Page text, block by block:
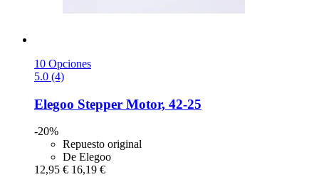
10 Opciones
5.0 (4)
Elegoo Stepper Motor, 42-​25
-20%
Repuesto original
De Elegoo
12,95 € 16,19 €